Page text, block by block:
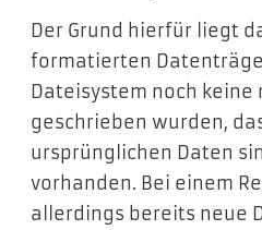
Der Grund hierfür liegt
formatierten
Dateisystem noch keine
geschrieben wurden,
ursprünglichen Daten
vorhanden. Bei einem
allerdings bereits neue